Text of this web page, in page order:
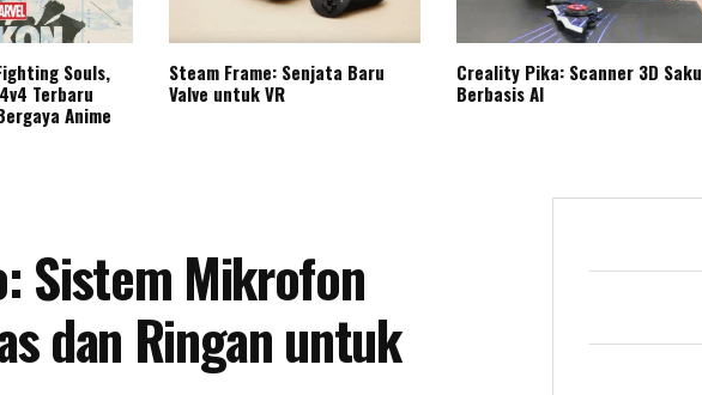
Souls,
Terbaru
Anime
Steam Frame: Senjata Baru
Valve untuk VR
Creality Pika: Scanner 3D Saku
Berbasis AI
Sistem Mikrofon
dan Ringan untuk